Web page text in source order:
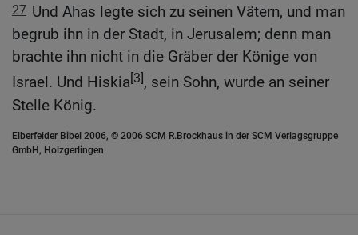
27 Und Ahas legte sich zu seinen Vätern, und man
begrub ihn in der Stadt, in Jerusalem; denn man
brachte ihn nicht in die Gräber der Könige von
Israel. Und Hiskia[3], sein Sohn, wurde an seiner
Stelle König.
Elberfelder Bibel 2006, © 2006 SCM R.Brockhaus in der SCM Verlagsgruppe
GmbH, Holzgerlingen